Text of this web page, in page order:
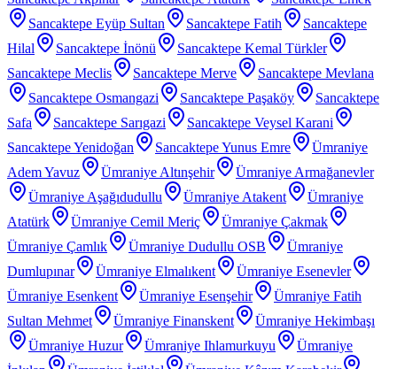
Sancaktepe Eyüp Sultan
Sancaktepe Fatih
Sancaktepe
Hilal
Sancaktepe İnönü
Sancaktepe Kemal Türkler
Sancaktepe Meclis
Sancaktepe Merve
Sancaktepe Mevlana
Sancaktepe Osmangazi
Sancaktepe Paşaköy
Sancaktepe
Safa
Sancaktepe Sarıgazi
Sancaktepe Veysel Karani
Sancaktepe Yenidoğan
Sancaktepe Yunus Emre
Ümraniye
Adem Yavuz
Ümraniye Altınşehir
Ümraniye Armağanevler
Ümraniye Aşağıdudullu
Ümraniye Atakent
Ümraniye
Atatürk
Ümraniye Cemil Meriç
Ümraniye Çakmak
Ümraniye Çamlık
Ümraniye Dudullu OSB
Ümraniye
Dumlupınar
Ümraniye Elmalıkent
Ümraniye Esenevler
Ümraniye Esenkent
Ümraniye Esenşehir
Ümraniye Fatih
Sultan Mehmet
Ümraniye Finanskent
Ümraniye Hekimbaşı
Ümraniye Huzur
Ümraniye Ihlamurkuyu
Ümraniye